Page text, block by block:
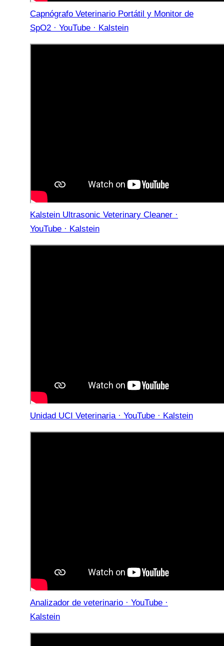
Capnógrafo Veterinario Portátil y Monitor de
SpO2 · YouTube · Kalstein
Kalstein Ultrasonic Veterinary Cleaner ·
YouTube · Kalstein
Unidad UCI Veterinaria · YouTube · Kalstein
Analizador de veterinario · YouTube ·
Kalstein